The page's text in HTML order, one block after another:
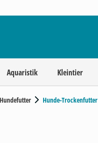
Aquaristik Kleintier
Hundefutter Hunde-Trockenfutter